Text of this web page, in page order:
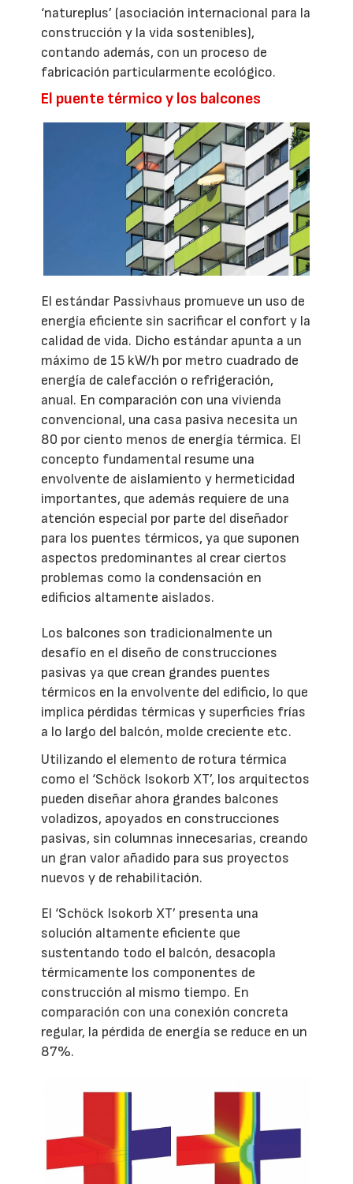
‘natureplus’ (asociación internacional para la
construcción y la vida sostenibles),
contando además, con un proceso de
fabricación particularmente ecológico.
El puente térmico y los balcones
El estándar Passivhaus promueve un uso de
energía eficiente sin sacrificar el confort y la
calidad de vida. Dicho estándar apunta a un
máximo de 15 kW/h por metro cuadrado de
energía de calefacción o refrigeración,
anual. En comparación con una vivienda
convencional, una casa pasiva necesita un
80 por ciento menos de energía térmica. El
concepto fundamental resume una
envolvente de aislamiento y hermeticidad
importantes, que además requiere de una
atención especial por parte del diseñador
para los puentes térmicos, ya que suponen
aspectos predominantes al crear ciertos
problemas como la condensación en
edificios altamente aislados.
Los balcones son tradicionalmente un
desafío en el diseño de construcciones
pasivas ya que crean grandes puentes
térmicos en la envolvente del edificio, lo que
implica pérdidas térmicas y superficies frías
a lo largo del balcón, molde creciente etc.
Utilizando el elemento de rotura térmica
como el ‘Schöck Isokorb XT’, los arquitectos
pueden diseñar ahora grandes balcones
voladizos, apoyados en construcciones
pasivas, sin columnas innecesarias, creando
un gran valor añadido para sus proyectos
nuevos y de rehabilitación.
El ‘Schöck Isokorb XT’ presenta una
solución altamente eficiente que
sustentando todo el balcón, desacopla
térmicamente los componentes de
construcción al mismo tiempo. En
comparación con una conexión concreta
regular, la pérdida de energía se reduce en un
87%.